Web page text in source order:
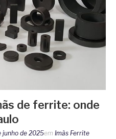
de ferrite: onde
junho de 2025em Imãs Ferrite